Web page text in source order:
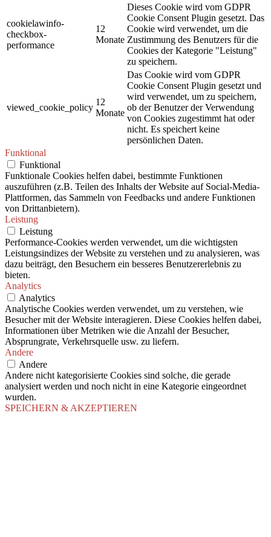
cookielawinfo-
checkbox-
performance
12
Monate
Dieses Cookie wird vom GDPR
Cookie Consent Plugin gesetzt. Das
Cookie wird verwendet, um die
Zustimmung des Benutzers für die
Cookies der Kategorie "Leistung"
zu speichern.
viewed_cookie_policy
12
Monate
Das Cookie wird vom GDPR
Cookie Consent Plugin gesetzt und
wird verwendet, um zu speichern,
ob der Benutzer der Verwendung
von Cookies zugestimmt hat oder
nicht. Es speichert keine
persönlichen Daten.
Funktional
Funktional
Funktionale Cookies helfen dabei, bestimmte Funktionen
auszuführen (z.B. Teilen des Inhalts der Website auf Social-Media-
Plattformen, das Sammeln von Feedbacks und andere Funktionen
von Drittanbietern).
Leistung
Leistung
Performance-Cookies werden verwendet, um die wichtigsten
Leistungsindizes der Website zu verstehen und zu analysieren, was
dazu beiträgt, den Besuchern ein besseres Benutzererlebnis zu
bieten.
Analytics
Analytics
Analytische Cookies werden verwendet, um zu verstehen, wie
Besucher mit der Website interagieren. Diese Cookies helfen dabei,
Informationen über Metriken wie die Anzahl der Besucher,
Absprungrate, Verkehrsquelle usw. zu liefern.
Andere
Andere
Andere nicht kategorisierte Cookies sind solche, die gerade
analysiert werden und noch nicht in eine Kategorie eingeordnet
wurden.
SPEICHERN & AKZEPTIEREN